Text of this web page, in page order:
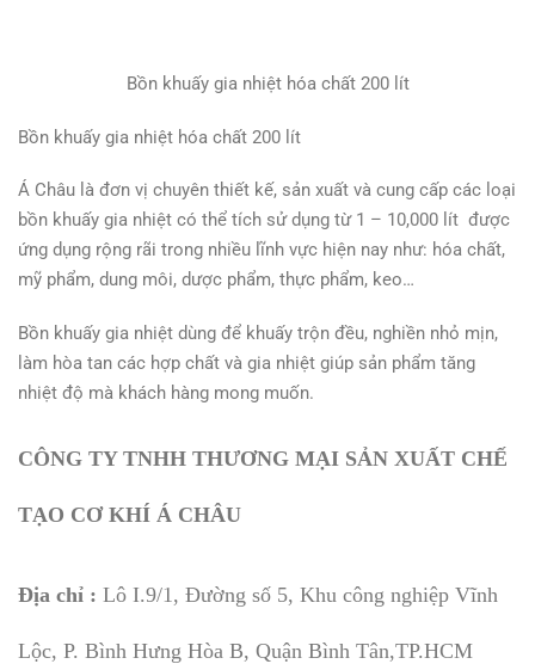
Bồn khuấy gia nhiệt hóa chất 200 lít
Bồn khuấy gia nhiệt hóa chất 200 lít
Á Châu là đơn vị chuyên thiết kế, sản xuất và cung cấp các loại
bồn khuấy gia nhiệt có thể tích sử dụng từ 1 – 10,000 lít được
ứng dụng rộng rãi trong nhiều lĩnh vực hiện nay như: hóa chất,
mỹ phẩm, dung môi, dược phẩm, thực phẩm, keo…
Bồn khuấy gia nhiệt dùng để khuấy trộn đều, nghiền nhỏ mịn,
làm hòa tan các hợp chất và gia nhiệt giúp sản phẩm tăng
nhiệt độ mà khách hàng mong muốn.
CÔNG TY TNHH THƯƠNG MẠI SẢN XUẤT CHẾ
TẠO CƠ KHÍ Á CHÂU
Địa chỉ : Lô I.9/1, Đường số 5, Khu công nghiệp Vĩnh
Lộc, P. Bình Hưng Hòa B, Quận Bình Tân,TP.HCM